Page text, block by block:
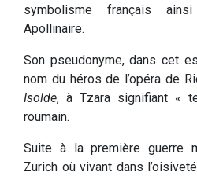
symbolisme français
Apollinaire.
Son pseudonyme, dans cet
nom du héros de l’opéra de
Isolde, à Tzara signifiant «
roumain.
Suite à la première guerre
Zurich où vivant dans